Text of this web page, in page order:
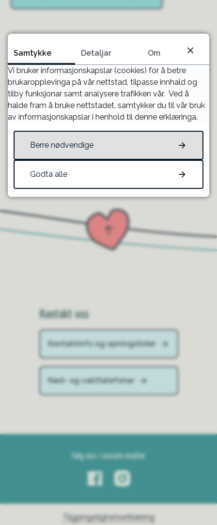
Fann du det du leita etter?
Til toppen
Kontakt oss
Kontaktinfo og opningstider
Nød- og vakttelefonar
Følg oss i sosiale medier
Tilgjengelighetserklæring
Samtykke Detaljar
Om
Vi bruker informasjonskapslar (cookies) for å betre
brukaropplevinga på vår nettstad, tilpasse innhald og
tilby funksjonar samt analysere trafikken vår. Ved å
halde fram å bruke nettstadet, samtykker du til vår bruk
av informasjonskapslar i henhold til denne erklæringa.
Berre nødvendige
Godta alle